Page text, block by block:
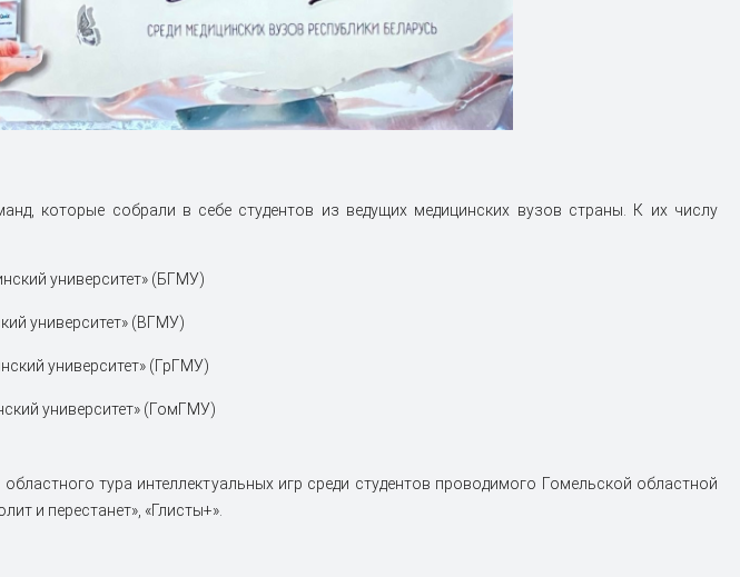
которые собрали в себе студентов из ведущих медицинских вузов страны. К их числу
университет» (БГМУ)
университет» (ВГМУ)
университет» (ГрГМУ)
университет» (ГомГМУ)
тура интеллектуальных игр среди студентов проводимого Гомельской областной
и перестанет», «Глисты+».